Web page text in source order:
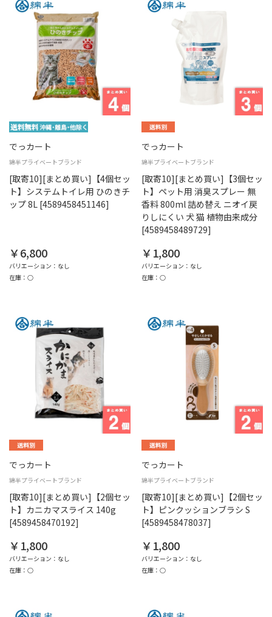
でっカート
綿半プライベートブランド
[取寄10][まとめ買い]【4個セッ
ト】システムトイレ用 ひのきチ
ップ 8L [4589458451146]
￥6,800
バリエーション：なし
在庫：○
でっカート
綿半プライベートブランド
[取寄10][まとめ買い]【3個セッ
ト】ペット用 消臭スプレー 無
香料 800ml 詰め替え ニオイ戻
りしにくい 犬 猫 植物由来成分
[4589458489729]
￥1,800
バリエーション：なし
在庫：○
でっカート
綿半プライベートブランド
[取寄10][まとめ買い]【2個セッ
ト】カニカマスライス 140g
[4589458470192]
￥1,800
バリエーション：なし
在庫：○
でっカート
綿半プライベートブランド
[取寄10][まとめ買い]【2個セッ
ト】ピンクッションブラシ S
[4589458478037]
￥1,800
バリエーション：なし
在庫：○